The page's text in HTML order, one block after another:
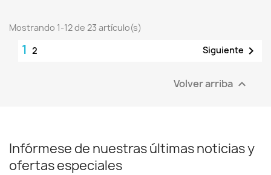
Mostrando 1-12 de 23 artículo(s)
1 2 Siguiente 
Volver arriba 
Infórmese de nuestras últimas noticias y
ofertas especiales